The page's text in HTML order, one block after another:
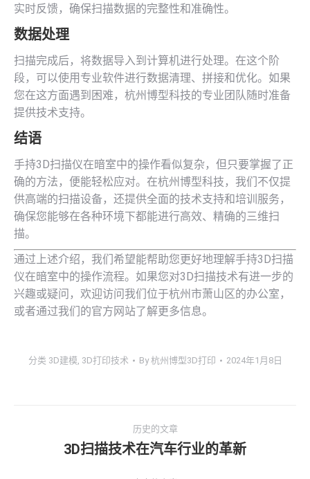
实时反馈，确保扫描数据的完整性和准确性。
数据处理
扫描完成后，将数据导入到计算机进行处理。在这个阶
段，可以使用专业软件进行数据清理、拼接和优化。如果
您在这方面遇到困难，杭州博型科技的专业团队随时准备
提供技术支持。
结语
手持3D扫描仪在暗室中的操作看似复杂，但只要掌握了正
确的方法，便能轻松应对。在杭州博型科技，我们不仅提
供高端的扫描设备，还提供全面的技术支持和培训服务，
确保您能够在各种环境下都能进行高效、精确的三维扫
描。
通过上述介绍，我们希望能帮助您更好地理解手持3D扫描
仪在暗室中的操作流程。如果您对3D扫描技术有进一步的
兴趣或疑问，欢迎访问我们位于杭州市萧山区的办公室，
或者通过我们的官方网站了解更多信息。
分类 3D建模, 3D打印技术 By杭州博型3D打印 2024年1月8日
历史的文章
历
3D扫描技术在汽车行业的革新